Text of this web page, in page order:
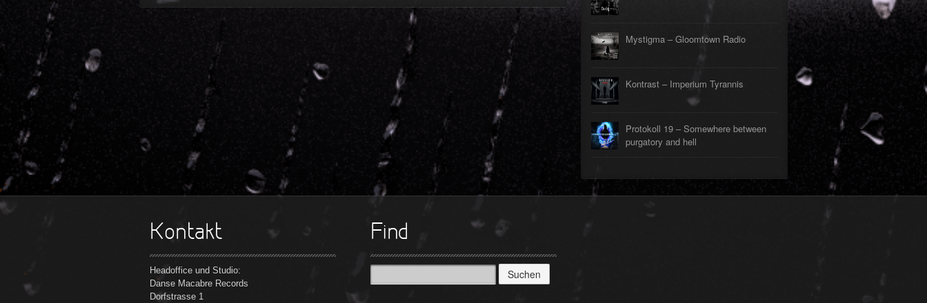
►
►
►
►
►
Mystigma – Gloomtown Radio
Kontrast – Imperium Tyrannis
Protokoll 19 – Somewhere between
purgatory and hell
Kontakt
Headoffice und Studio:
Danse Macabre Records
Dorfstrasse 1
Find
Suchen
nach: